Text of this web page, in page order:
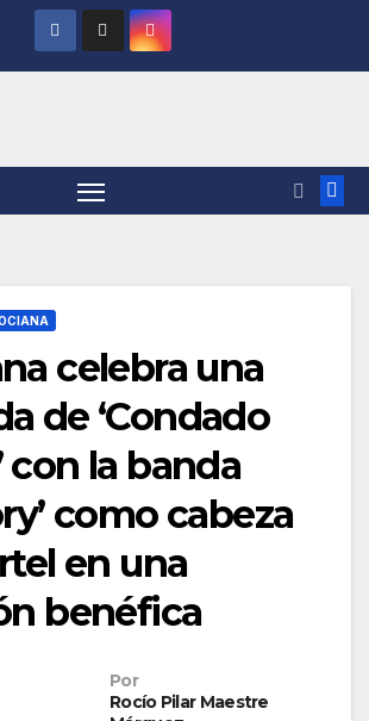
celebra una
de ‘Condado
con la banda
como cabeza
en una
benéfica
Por
Rocío Pilar Maestre